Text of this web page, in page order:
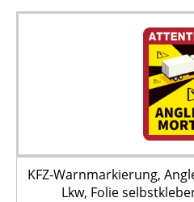
KFZ-Warnmarkierung,
Lkw, Folie